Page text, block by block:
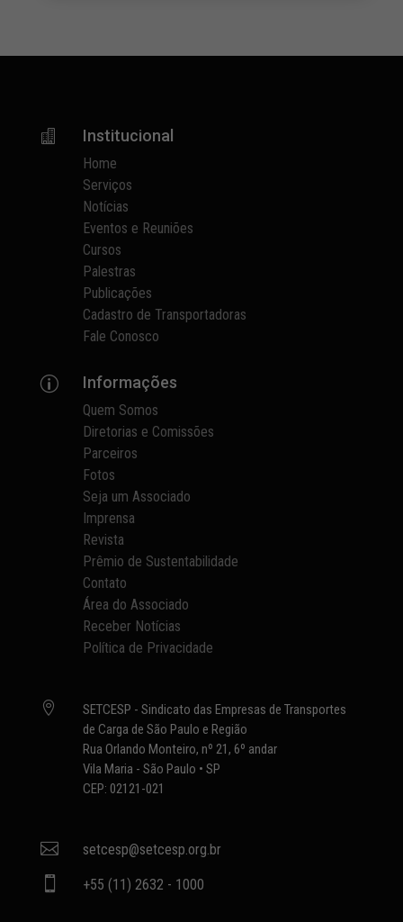
 Institucional
Home
Serviços
Notícias
Eventos e Reuniões
Cursos
Palestras
Publicações
Cadastro de Transportadoras
Fale Conosco
p Informações
Quem Somos
Diretorias e Comissões
Parceiros
Fotos
Seja um Associado
Imprensa
Revista
Prêmio de Sustentabilidade
Contato
Área do Associado
Receber Notícias
Política de Privacidade

SETCESP - Sindicato das Empresas de Transportes
de Carga de São Paulo e Região
Rua Orlando Monteiro, nº 21, 6º andar
Vila Maria - São Paulo • SP
CEP: 02121-021
 setcesp@setcesp.org.br
 +55 (11) 2632 - 1000